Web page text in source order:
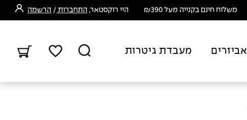
משלוח חינם בקנייה מעל ₪390 היי רוקסטאר, התחברות / הרשמה
אביזרים מעבדת גיטרות